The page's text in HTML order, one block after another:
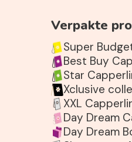
Verpakte
Super
Best Buy
Star
Xclusive
XXL
Day Dream
Day Dream